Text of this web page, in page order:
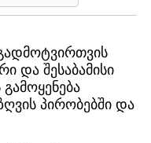
და შესაბამისი
პირობებში და